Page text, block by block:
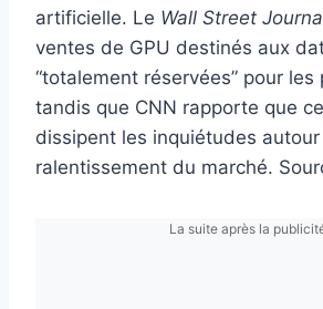
artificielle. Le Wall Street
ventes de GPU destinés aux
“totalement réservées” pour les
tandis que CNN rapporte que
dissipent les inquiétudes autour
ralentissement du marché.
La suite après la